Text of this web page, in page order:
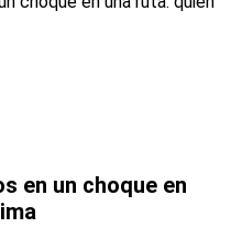
en un choque en